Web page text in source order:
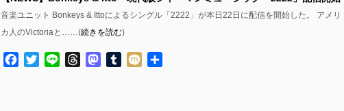
音楽ユニット Bonkeys & Ittoによるシングル「2222」が本日22日に配信を開始した。 アメリ
カ人のVictoriaと……(続きを読む)
Facebook
TwitterLine ThreadsMastodon
TumblrMixi